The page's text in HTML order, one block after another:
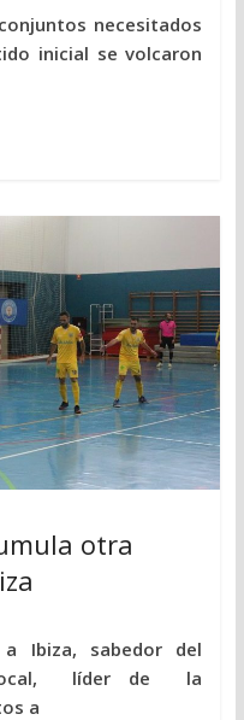
necesitados
inicial se volcaron
otra
Ibiza, sabedor del
local, líder de la
a